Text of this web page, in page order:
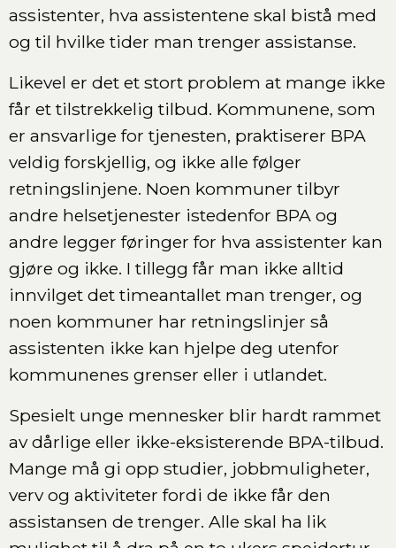
assistenter, hva assistentene skal bistå med
og til hvilke tider man trenger assistanse.
Likevel er det et stort problem at mange ikke
får et tilstrekkelig tilbud. Kommunene, som
er ansvarlige for tjenesten, praktiserer BPA
veldig forskjellig, og ikke alle følger
retningslinjene. Noen kommuner tilbyr
andre helsetjenester istedenfor BPA og
andre legger føringer for hva assistenter kan
gjøre og ikke. I tillegg får man ikke alltid
innvilget det timeantallet man trenger, og
noen kommuner har retningslinjer så
assistenten ikke kan hjelpe deg utenfor
kommunenes grenser eller i utlandet.
Spesielt unge mennesker blir hardt rammet
av dårlige eller ikke-eksisterende BPA-tilbud.
Mange må gi opp studier, jobbmuligheter,
verv og aktiviteter fordi de ikke får den
assistansen de trenger. Alle skal ha lik